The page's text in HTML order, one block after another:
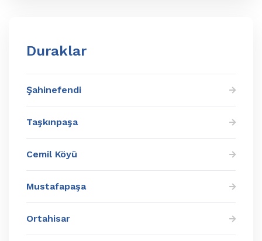
Duraklar
Şahinefendi
Taşkınpaşa
Cemil Köyü
Mustafapaşa
Ortahisar